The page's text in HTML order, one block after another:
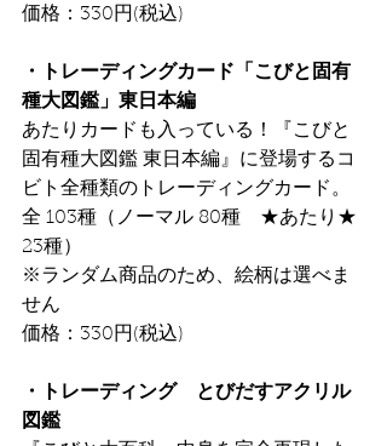
価格：330円(税込)
・トレーディングカード「こびと固有
種大図鑑」東日本編
あたりカードも⼊っている！『こびと
固有種⼤図鑑 東⽇本編』に登場するコ
ビト全種類のトレーディングカード。
全 103種（ノーマル 80種　★あたり★
23種）
※ランダム商品のため、絵柄は選べま
せん
価格：330円(税込)
・トレーディング　とびだすアクリル
図鑑